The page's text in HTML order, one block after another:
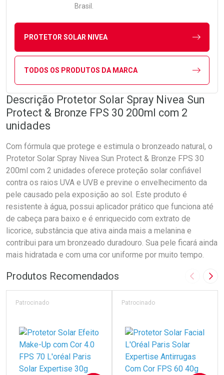
Brasil.
PROTETOR SOLAR NIVEA
TODOS OS PRODUTOS DA MARCA
Descrição Protetor Solar Spray Nivea Sun
Protect & Bronze FPS 30 200ml com 2
unidades
Com fórmula que protege e estimula o bronzeado natural, o
Protetor Solar Spray Nivea Sun Protect & Bronze FPS 30
200ml com 2 unidades oferece proteção solar confiável
contra os raios UVA e UVB e previne o envelhecimento da
pele causado pela exposição ao sol. Este produto é
resistente à água, possui aplicador prático que funciona até
de cabeça para baixo e é enriquecido com extrato de
licorice, substância que ativa ainda mais a melanina e
contribui para um bronzeado duradouro. Sua pele ficará ainda
mais hidratada e com uma cor uniforme por muito tempo.
Produtos Recomendados Imagem
Patrocinado Patrocinado